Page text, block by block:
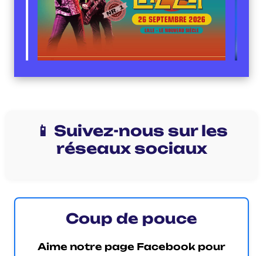
📱 Suivez-nous sur les
réseaux sociaux
Coup de pouce
Aime notre page Facebook pour